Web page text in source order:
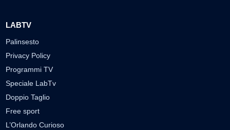
LABTV
Palinsesto
Privacy Policy
Programmi TV
Speciale LabTv
Doppio Taglio
Free sport
L’Orlando Curioso